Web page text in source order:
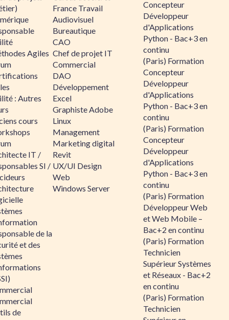
Agiles
: Autres
cours
IT /
SI /
de la
et des
de
France Travail
Audiovisuel
Bureautique
CAO
Chef de projet IT
Commercial
DAO
Développement
Excel
Graphiste Adobe
Linux
Management
Marketing digital
Revit
UX/UI Design
Web
Windows Server
Concepteur
Développeur
d'Applications
Python - Bac+3 en
continu
(Paris) Formation
Concepteur
Développeur
d'Applications
Python - Bac+3 en
continu
(Paris) Formation
Concepteur
Développeur
d'Applications
Python - Bac+3 en
continu
(Paris) Formation
Développeur Web
et Web Mobile –
Bac+2 en continu
(Paris) Formation
Technicien
Supérieur Systèmes
et Réseaux - Bac+2
en continu
(Paris) Formation
Technicien